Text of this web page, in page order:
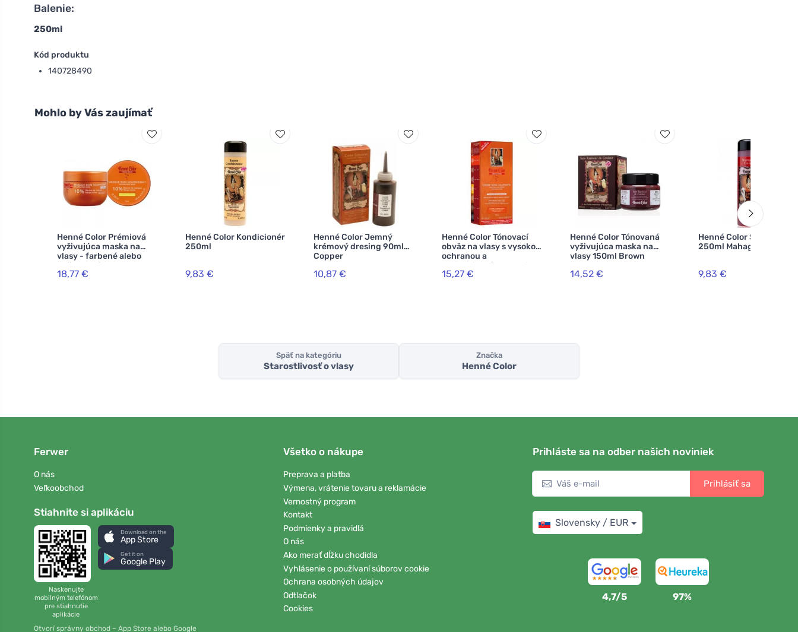
Balenie:
250ml
Kód produktu
140728490
Mohlo by Vás zaujímať
Henné Color Prémiová
vyživujúca maska na
vlasy - farbené alebo
poškodené vlasy 200 ml
18,77 €
Henné Color Kondicionér
250ml
9,83 €
Henné Color Jemný
krémový dresing 90ml
Copper
10,87 €
Henné Color Tónovací
obväz na vlasy s vysokou
ochranou a
starostlivosťou Premium
100ml Copper
15,27 €
Henné Color Tónovaná
vyživujúca maska na
vlasy 150ml Brown
14,52 €
Henné Color Šampón
250ml Mahagón
9,83 €
Späť na kategóriu
Starostlivosť o vlasy
Značka
Henné Color
Ferwer
O nás
Veľkoobchod
Stiahnite si aplikáciu
Naskenujte
mobilným telefónom
pre stiahnutie
aplikácie
Download on the
App Store
Get it on
Google Play
Otvorí správny obchod – App Store alebo Google
Všetko o nákupe
Preprava a platba
Výmena, vrátenie tovaru a reklamácie
Vernostný program
Kontakt
Podmienky a pravidlá
O nás
Ako merať dĺžku chodidla
Vyhlásenie o používaní súborov cookie
Ochrana osobných údajov
Odtlačok
Cookies
Prihláste sa na odber našich noviniek
Prihlásiť sa
Slovensky / EUR
4,7/5 97%